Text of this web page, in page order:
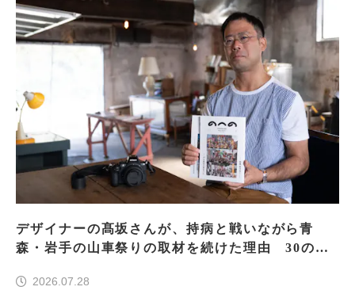
デザイナーの髙坂さんが、持病と戦いながら青
森・岩手の山車祭りの取材を続けた理由 30の山
2026.07.28